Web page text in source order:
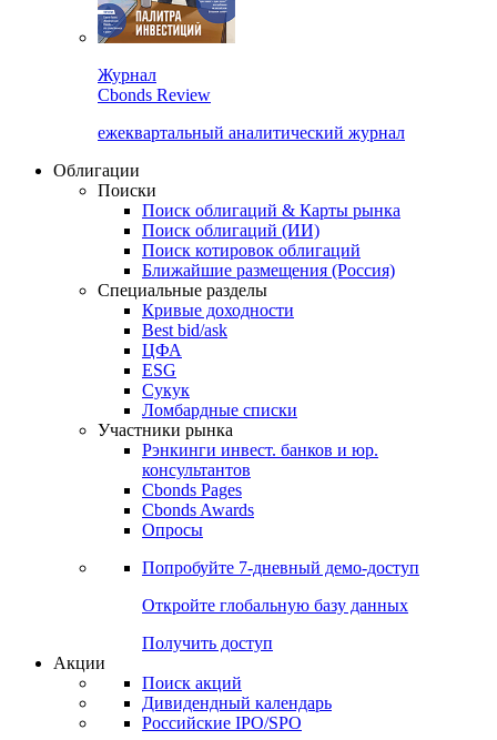
Журнал
Cbonds Review
ежеквартальный аналитический журнал
Облигации
Поиски
Поиск облигаций & Карты рынка
Поиск облигаций (ИИ)
Поиск котировок облигаций
Ближайшие размещения (Россия)
Специальные разделы
Кривые доходности
Best bid/ask
ЦФА
ESG
Сукук
Ломбардные списки
Участники рынка
Рэнкинги инвест. банков и юр.
консультантов
Cbonds Pages
Cbonds Awards
Опросы
Попробуйте 7-дневный демо-доступ
Откройте глобальную базу данных
Получить доступ
Акции
Поиск акций
Дивидендный календарь
Российские IPO/SPO